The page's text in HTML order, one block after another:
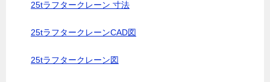
25tラフタークレーン 寸法
25tラフタークレーンCAD図
25tラフタークレーン図